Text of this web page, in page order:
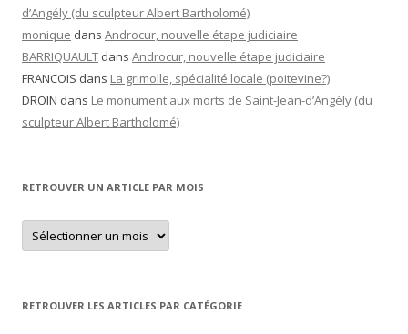
d’Angély (du sculpteur Albert Bartholomé)
monique dans Androcur, nouvelle étape judiciaire
BARRIQUAULT dans Androcur, nouvelle étape judiciaire
FRANCOIS dans La grimolle, spécialité locale (poitevine?)
DROIN dans Le monument aux morts de Saint-Jean-d’Angély (du
sculpteur Albert Bartholomé)
RETROUVER UN ARTICLE PAR MOIS
Retrouver
un
article
RETROUVER LES ARTICLES PAR CATÉGORIE